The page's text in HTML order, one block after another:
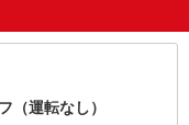
（運転なし）